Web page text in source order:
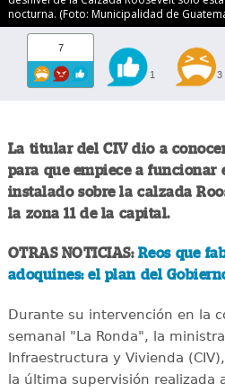
nocturna. (Foto: Municipalidad de
7
1 3
La titular del CIV dio a
para que empiece a funcionar
instalado sobre la calzada
la zona 11 de la capital.
OTRAS NOTICIAS: Reos que
adoquines: el plan del
Durante su intervención en la
semanal "La Ronda", la
Infraestructura y Vivienda
la última supervisión realizada